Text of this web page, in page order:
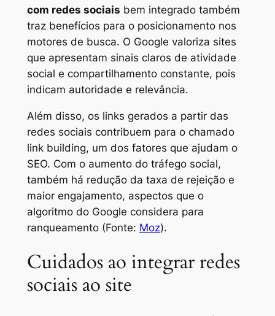
com redes sociais bem integrado também
traz benefícios para o posicionamento nos
motores de busca. O Google valoriza sites
que apresentam sinais claros de atividade
social e compartilhamento constante, pois
indicam autoridade e relevância.
Além disso, os links gerados a partir das
redes sociais contribuem para o chamado
link building, um dos fatores que ajudam o
SEO. Com o aumento do tráfego social,
também há redução da taxa de rejeição e
maior engajamento, aspectos que o
algoritmo do Google considera para
ranqueamento (Fonte: Moz).
Cuidados ao integrar redes
sociais ao site